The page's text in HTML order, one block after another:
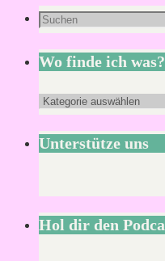
Suchen
nach:
Wo finde ich was?
Wo
finde
ich
Unterstütze uns
Hol dir den